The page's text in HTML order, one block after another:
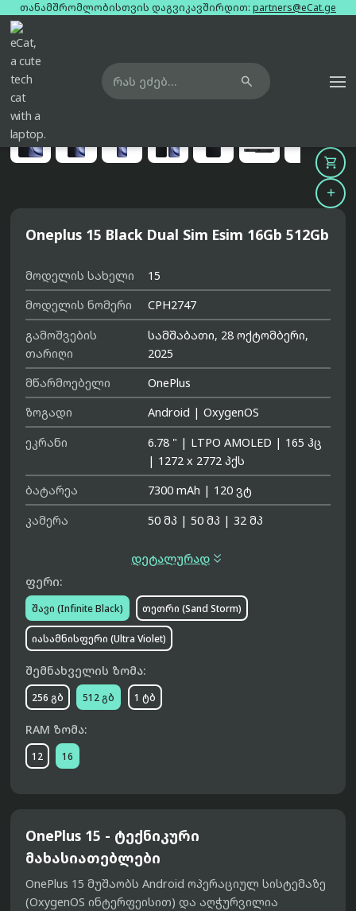
თანამშრომლობისთვის დაგვიკავშირდით: partners@eCat.ge

მთავარი ტელეფონები

Oneplus 15 Black Dual Sim Esim 16Gb 512Gb
მოდელის სახელი
15
მოდელის ნომერი
CPH2747
გამოშვების
თარიღი
სამშაბათი, 28 ოქტომბერი,
2025
მწარმოებელი
OnePlus
ზოგადი
Android | OxygenOS
ეკრანი
6.78 " | LTPO AMOLED | 165 ჰც
| 1272 x 2772 პქს
ბატარეა
7300 mAh | 120 ვტ
კამერა
50 მპ | 50 მპ | 32 მპ
დეტალურად 
ფერი:
შავი (Infinite Black) თეთრი (Sand Storm)
იასამნისფერი (Ultra Violet)
შემნახველის ზომა:
256 გბ 512 გბ 1 ტბ
RAM ზომა:
12 16


OnePlus 15 - ტექნიკური
მახასიათებლები
OnePlus 15 მუშაობს Android ოპერაციულ სისტემაზე
(OxygenOS ინტერფეისით) და აღჭურვილია